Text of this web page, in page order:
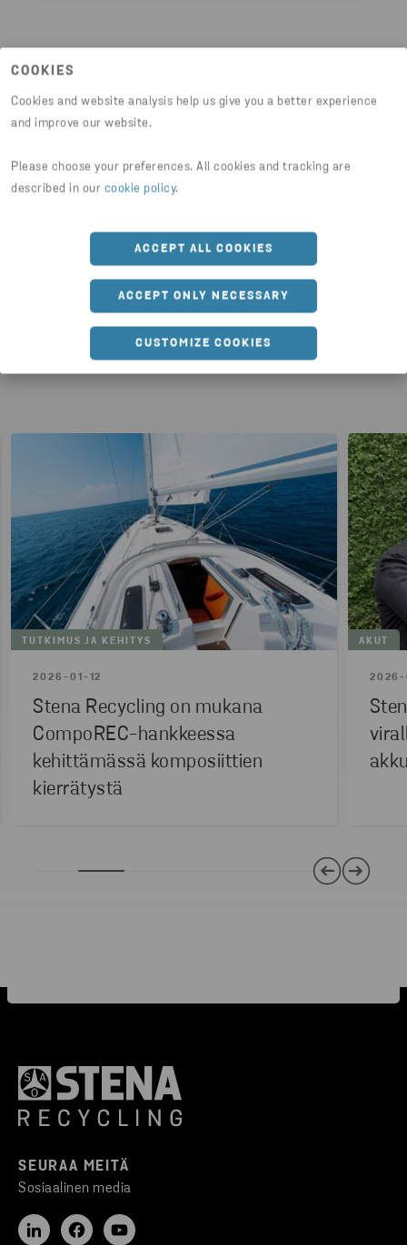
COOKIES
Cookies and website analysis help us give you a better experience
and improve our website.
Please choose your preferences. All cookies and tracking are
described in our cookie policy.
ACCEPT ALL COOKIES
ACCEPT ONLY NECESSARY
CUSTOMIZE COOKIES
Lassila & Tikanoja Oyj
Antti Tekoniemi, liiketoimintapäällikkö
p. 040 588 7772
Jaa artikkeli
HTTPS://WWW.STENARECYCLING.COM/FI/
Viimeisimmät uutiset
TUTKIMUS JA KEHITYS
2026-01-12
Stena Recycling on mukana
CompoREC-hankkeessa
kehittämässä komposiittien
kierrätystä
AKUT
SEURAA MEITÄ
Sosiaalinen media